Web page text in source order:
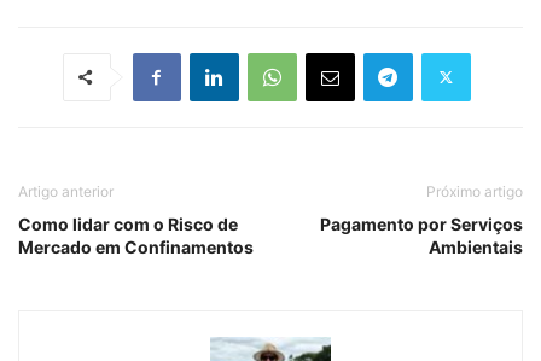
Artigo anterior
Como lidar com o Risco de
Mercado em Confinamentos
Próximo artigo
Pagamento por Serviços
Ambientais